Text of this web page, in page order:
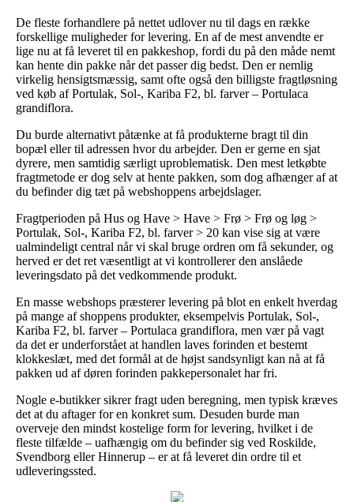
De fleste forhandlere på nettet udlover nu til dags en række
forskellige muligheder for levering. En af de mest anvendte er
lige nu at få leveret til en pakkeshop, fordi du på den måde nemt
kan hente din pakke når det passer dig bedst. Den er nemlig
virkelig hensigtsmæssig, samt ofte også den billigste fragtløsning
ved køb af Portulak, Sol-, Kariba F2, bl. farver – Portulaca
grandiflora.
Du burde alternativt påtænke at få produkterne bragt til din
bopæl eller til adressen hvor du arbejder. Den er gerne en sjat
dyrere, men samtidig særligt uproblematisk. Den mest letkøbte
fragtmetode er dog selv at hente pakken, som dog afhænger af at
du befinder dig tæt på webshoppens arbejdslager.
Fragtperioden på Hus og Have > Have > Frø > Frø og løg >
Portulak, Sol-, Kariba F2, bl. farver > 20 kan vise sig at være
ualmindeligt central når vi skal bruge ordren om få sekunder, og
herved er det ret væsentligt at vi kontrollerer den anslåede
leveringsdato på det vedkommende produkt.
En masse webshops præsterer levering på blot en enkelt hverdag
på mange af shoppens produkter, eksempelvis Portulak, Sol-,
Kariba F2, bl. farver – Portulaca grandiflora, men vær på vagt
da det er underforstået at handlen laves forinden et bestemt
klokkeslæt, med det formål at de højst sandsynligt kan nå at få
pakken ud af døren forinden pakkepersonalet har fri.
Nogle e-butikker sikrer fragt uden beregning, men typisk kræves
det at du aftager for en konkret sum. Desuden burde man
overveje den mindst kostelige form for levering, hvilket i de
fleste tilfælde – uafhængig om du befinder sig ved Roskilde,
Svendborg eller Hinnerup – er at få leveret din ordre til et
udleveringssted.